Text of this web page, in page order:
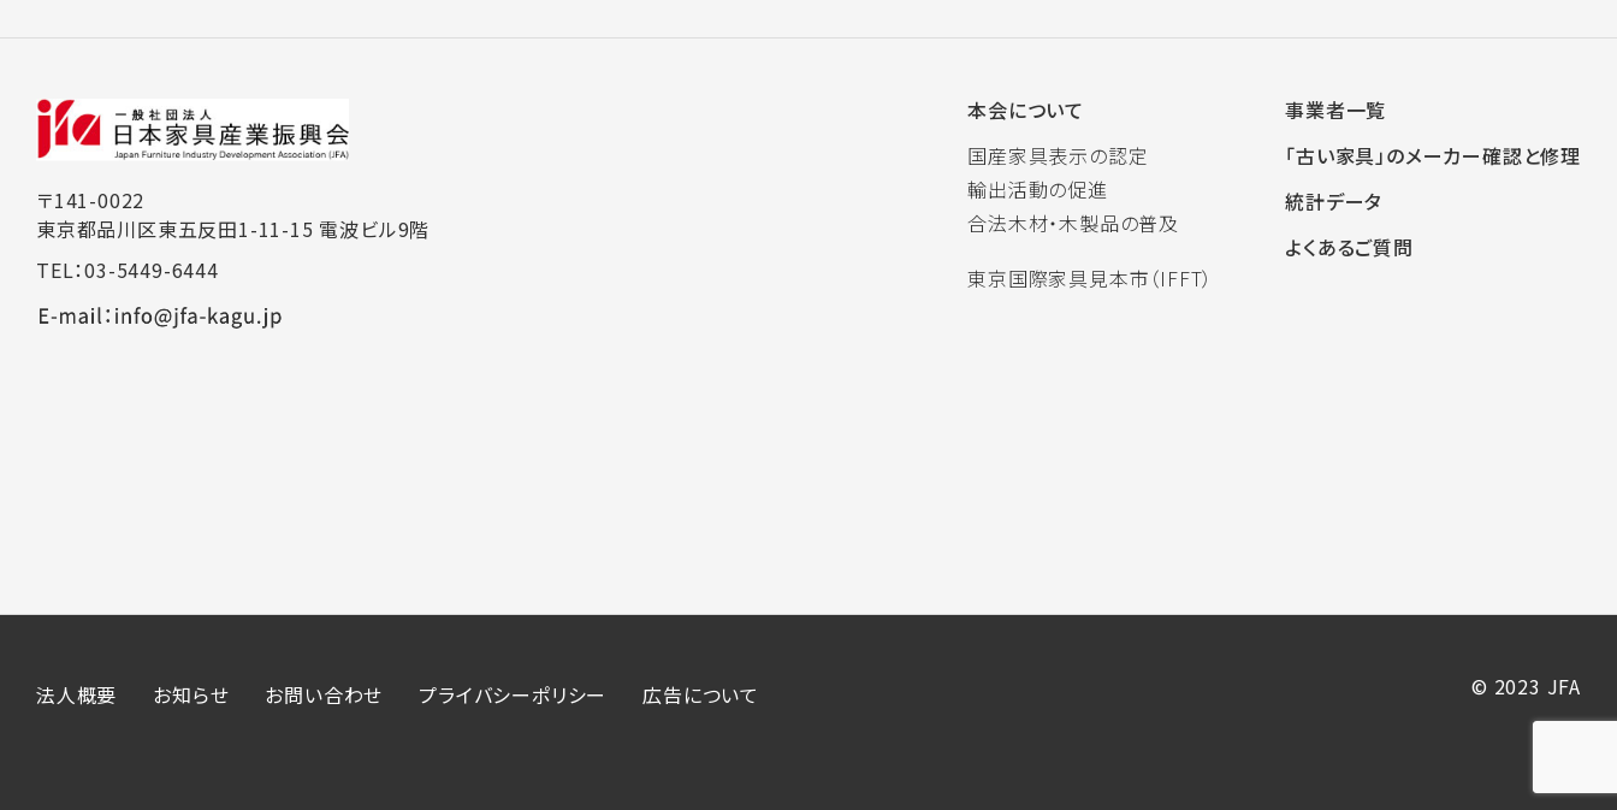
〒141-0022
東京都品川区東五反田1-11-15 電波ビル9階
TEL：03-5449-6444
本会について
国産家具表示の認定
輸出活動の促進
合法木材・木製品の普及
東京国際家具見本市（IFFT）
事業者一覧
「古い家具」のメーカー確認と修理
統計データ
よくあるご質問
法人概要 お知らせ お問い合わせ プライバシーポリシー 広告について © 2023 JFA